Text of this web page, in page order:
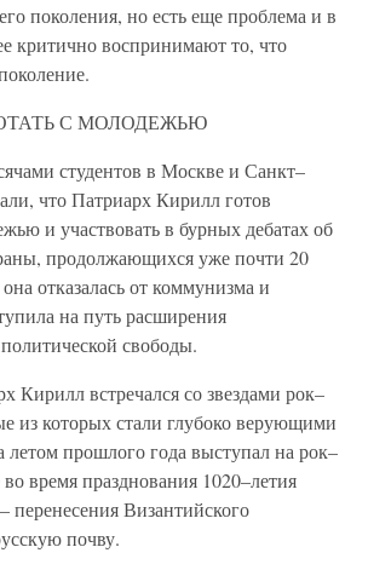
поколения, но есть еще проблема и в
критично воспринимают то, что
С МОЛОДЕЖЬЮ
студентов в Москве и Санкт–
что Патриарх Кирилл готов
и участвовать в бурных дебатах об
продолжающихся уже почти 20
отказалась от коммунизма и
на путь расширения
свободы.
Кирилл встречался со звездами рок–
из которых стали глубоко верующими
прошлого года выступал на рок–
время празднования 1020–летия
Византийского
почву.